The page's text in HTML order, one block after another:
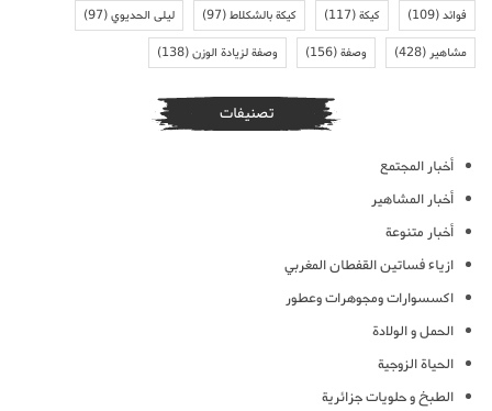
فوائد(109) كيكة(117) كيكة بالشكلاط(97) ليلى الحديوي(97)
مشاهير(428) وصفة(156) وصفة لزيادة الوزن(138)
تصنيفات
أخبار المجتمع
أخبار المشاهير
أخبار متنوعة
ازياء فساتين القفطان المغربي
اكسسوارات ومجوهرات وعطور
الحمل و الولادة
الحياة الزوجية
الطبخ و حلويات جزائرية